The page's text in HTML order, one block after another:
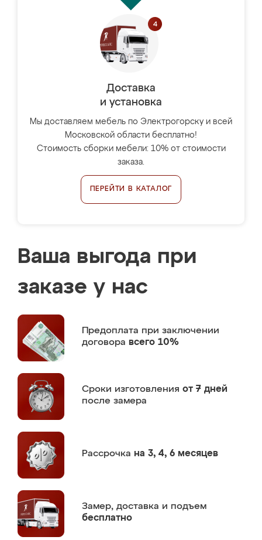
Доставка
и установка
Мы доставляем мебель по Электрогорску и всей
Московской области бесплатно!
Стоимость сборки мебели: 10% от стоимости
заказа.
ПЕРЕЙТИ В КАТАЛОГ
Ваша выгода при
заказе у нас
Предоплата при заключении
договора всего 10%
Сроки изготовления от 7 дней
после замера
Рассрочка на 3, 4, 6 месяцев
Замер, доставка и подъем
бесплатно